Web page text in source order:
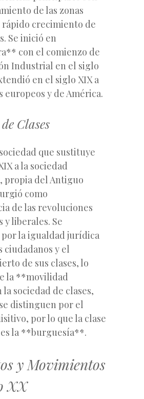
de las zonas
crecimiento de
Se inició en
con el comienzo de
Industrial en el siglo
en el siglo XIX a
europeos y de América.
Clases
que sustituye
a la sociedad
propia del Antiguo
como
de las revoluciones
liberales. Se
la igualdad jurídica
ciudadanos y el
de sus clases, lo
la **movilidad
sociedad de clases,
distinguen por el
por lo que la clase
la **burguesía**.
y Movimientos
XX